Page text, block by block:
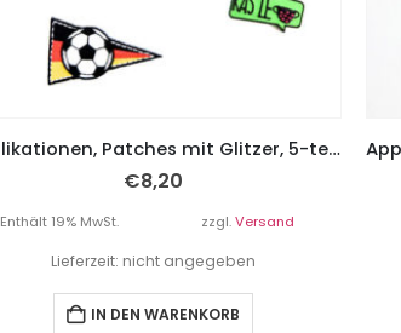
Applikationen, Patches mit Glitzer, 5-teiliges Set “Fahrzeuge Jungs”
€8,20
Enthält 19% MwSt. zzgl.Versand
Lieferzeit: nicht angegeben
IN DEN WARENKORB